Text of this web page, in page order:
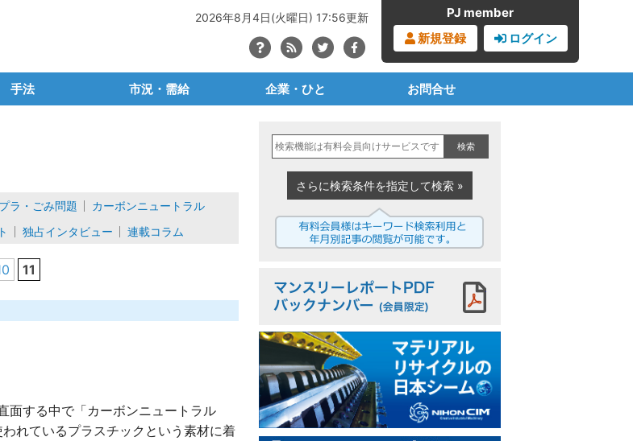
PJ member
新規登録
ログイン
2026年8月4日(火曜日) 17:56更新
手法
カルリサイクル
マルリサイクル
プラ・バイオプラ
脱プラ容器包装
市況・需給
容リプラ・製品プラ
プラ関連統計
海外マーケット
企業・ひと
石油・化学・樹脂メーカー
再生事業者・成形メーカー
素材メーカー・商社
産廃業者・リサイクラー
機械設備メーカー
業界団体・任意団体
お問合せ
購読の申込み
広告の申込み
プラジャーナルとは
PJからのお知らせ
ラ・ごみ問題
カーボンニュートラル
独占インタビュー 連載コラム
11
する中で「カーボンニュートラル
れているプラスチックという素材に着
検索
さらに検索条件を指定して検索 »
マンスリーレポート